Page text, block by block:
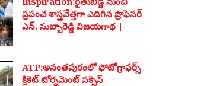
ప్రపంచ శాస్త్రవేత్తగా ఎదిగిన ప్రొఫెసర్
ఎన్. సుబ్బారెడ్డి విజయగాథ |
ATP:అనంతపురంలో ఫోటోగ్రాఫర్స్
క్రికెట్ టోర్నమెంట్ సక్సెస్